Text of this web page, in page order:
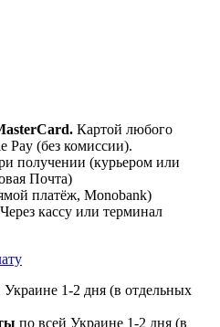
Картой любого
Pay (без комиссии).
получении (курьером или
Почта)
платёж, Monobank)
Через кассу или терминал
Украине 1-2 дня (в отдельных
по всей Украине 1-2 дня (в